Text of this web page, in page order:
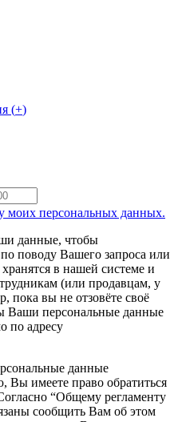
(+)
моих персональных данных.
данные, чтобы
поводу Вашего запроса или
в нашей системе и
(или продавцам, у
пока вы не отзовёте своё
Ваши персональные данные
по адресу
данные
Вы имеете право обратиться
“Общему регламенту
сообщить Вам об этом